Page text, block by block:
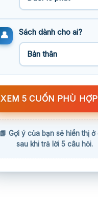
Sách dành cho ai?
XEM 5 CUỐN PHÙ HỢP